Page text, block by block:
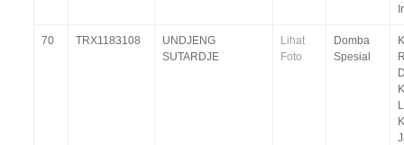
70 TRX1183108
UNDJENG
SUTARDJE
Lihat
Foto
Domba
Spesial